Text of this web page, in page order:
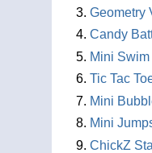
Geometry
Candy
Mini Swim
Tic Tac
Mini
Mini
ChickZ